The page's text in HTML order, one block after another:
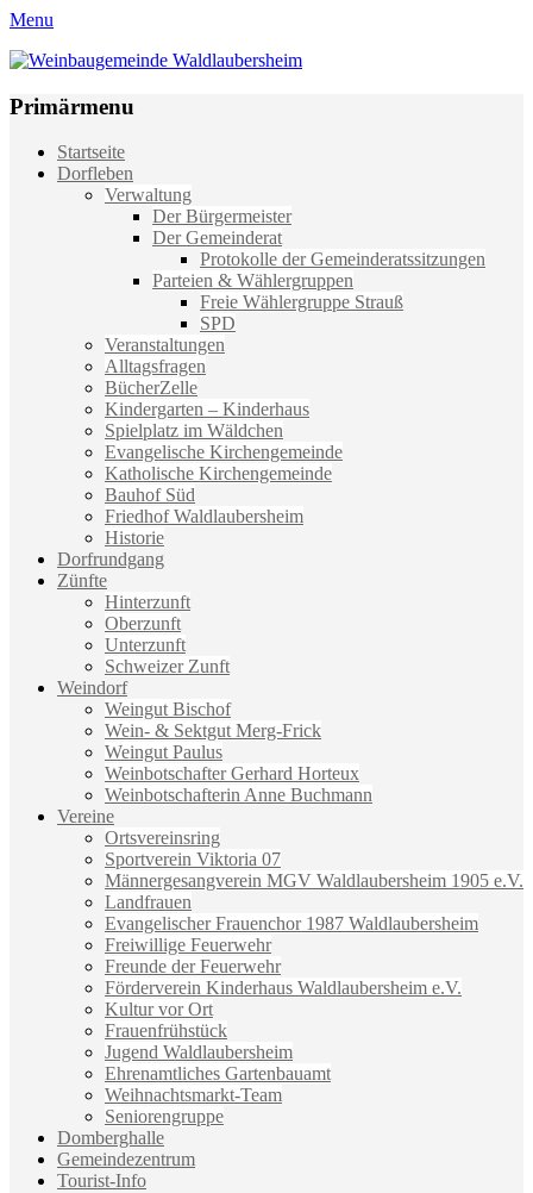
Menu
Weinbaugemeinde Waldlaubersheim
Primärmenu
Weiter
zum
Startseite
Dorfleben
Verwaltung
Der Bürgermeister
Der Gemeinderat
Protokolle der Gemeinderatssitzungen
Parteien & Wählergruppen
Freie Wählergruppe Strauß
SPD
Veranstaltungen
Alltagsfragen
BücherZelle
Kindergarten – Kinderhaus
Spielplatz im Wäldchen
Evangelische Kirchengemeinde
Katholische Kirchengemeinde
Bauhof Süd
Friedhof Waldlaubersheim
Historie
Dorfrundgang
Zünfte
Hinterzunft
Oberzunft
Unterzunft
Schweizer Zunft
Weindorf
Weingut Bischof
Wein- & Sektgut Merg-Frick
Weingut Paulus
Weinbotschafter Gerhard Horteux
Weinbotschafterin Anne Buchmann
Vereine
Ortsvereinsring
Sportverein Viktoria 07
Männergesangverein MGV Waldlaubersheim 1905 e.V.
Landfrauen
Evangelischer Frauenchor 1987 Waldlaubersheim
Freiwillige Feuerwehr
Freunde der Feuerwehr
Förderverein Kinderhaus Waldlaubersheim e.V.
Kultur vor Ort
Frauenfrühstück
Jugend Waldlaubersheim
Ehrenamtliches Gartenbauamt
Weihnachtsmarkt-Team
Seniorengruppe
Domberghalle
Gemeindezentrum
Tourist-Info